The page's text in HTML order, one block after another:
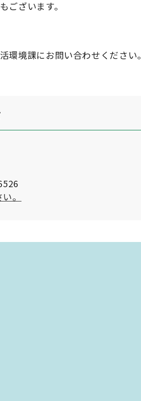
ございます。
境課にお問い合わせください。
。